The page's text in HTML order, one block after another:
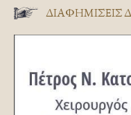
ΔΙΑΦΗΜΊΣΕΙΣ